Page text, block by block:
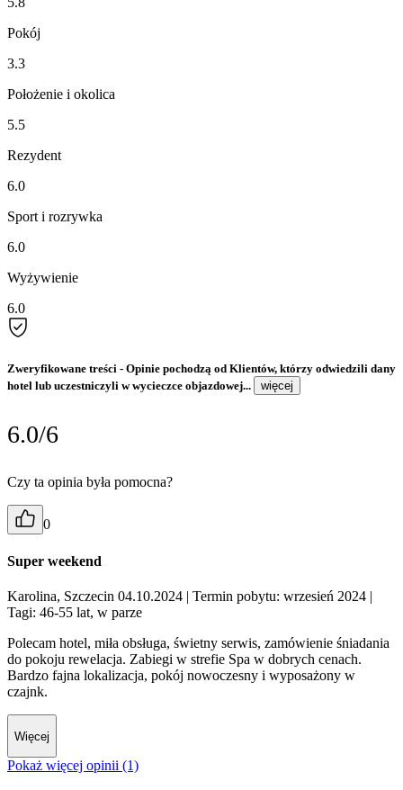
Pokój
3.3
Położenie i okolica
5.5
Rezydent
6.0
Sport i rozrywka
6.0
Wyżywienie
6.0
Zweryfikowane treści - Opinie pochodzą od Klientów, którzy odwiedzili dany
hotel lub uczestniczyli w wycieczce objazdowej...
więcej
6.0/6
Czy ta opinia była pomocna?
0
Super weekend
Karolina, Szczecin 04.10.2024 | Termin pobytu: wrzesień 2024 |
Tagi: 46-55 lat, w parze
Polecam hotel, miła obsługa, świetny serwis, zamówienie śniadania
do pokoju rewelacja. Zabiegi w strefie Spa w dobrych cenach.
Bardzo fajna lokalizacja, pokój nowoczesny i wyposażony w
czajnk.
Więcej
Pokaż więcej opinii (1)